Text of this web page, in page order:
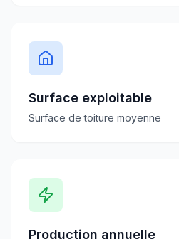
Surface exploitable
Surface de toiture moyenne
Production annuelle